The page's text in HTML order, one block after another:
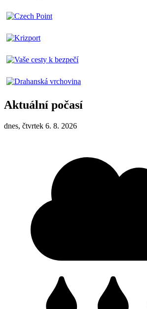
Aktuální počasí
dnes, čtvrtek 6. 8. 2026